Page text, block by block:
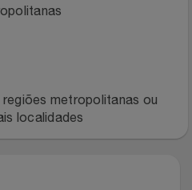
metropolitanas ou
localidades